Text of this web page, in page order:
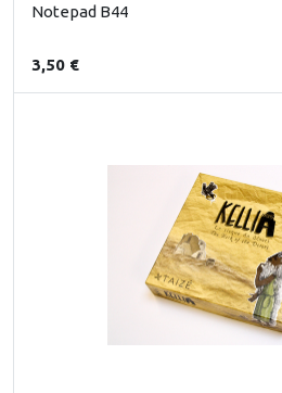
Notepad B44
3,50 €